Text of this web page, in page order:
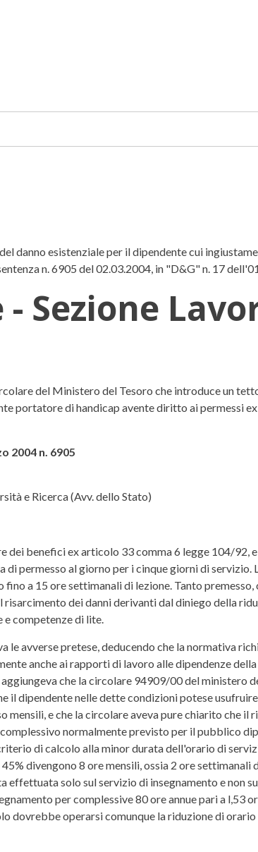
danno esistenziale per il dipendente cui
n. 6905 del 02.03.2004, in "D&G" n. 17
Sezione
Sent. n. 6905 del
del Ministero del Tesoro che introduce un
portatore di handicap avente diritto ai permessi
2004 n. 6905
e Ricerca (Avv. dello Stato)
dei benefici ex articolo 33 comma 6 legge 104/
permesso al giorno per i cinque giorni di
a 15 ore settimanali di lezione. Tanto
dei danni derivanti dal diniego della
e competenze di lite.
avverse pretese, deducendo che la normativa
anche ai rapporti di lavoro alle dipendenze
che la circolare 94909/00 del ministero
il dipendente nelle dette condizioni potese
mensili, e che la circolare aveva pure chiarito che
normalmente previsto per il pubblico
di calcolo alla minor durata dell'orario di
divengono 8 ore mensili, ossia 2 ore settimanali
solo sul servizio di insegnamento e non
per complessive 80 ore annue pari a l,53
dovrebbe operarsi comunque la riduzione di